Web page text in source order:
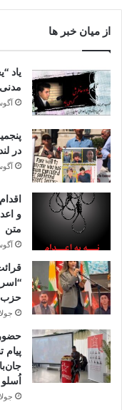
از میان خبر ها
یاد
آگوست
در
آگوست
و
متن
آگوست
حزب
جولای
جولای